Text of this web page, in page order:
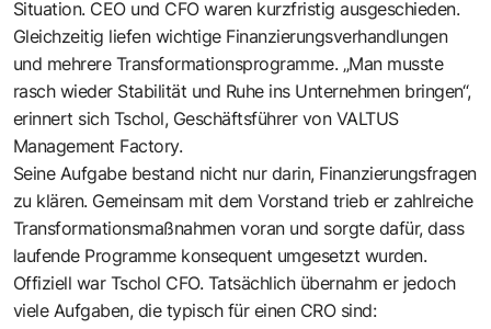
Situation. CEO und CFO waren kurzfristig ausgeschieden.
Gleichzeitig liefen wichtige Finanzierungsverhandlungen
und mehrere Transformationsprogramme. „Man musste
rasch wieder Stabilität und Ruhe ins Unternehmen bringen“,
erinnert sich Tschol, Geschäftsführer von VALTUS
Management Factory.
Seine Aufgabe bestand nicht nur darin, Finanzierungsfragen
zu klären. Gemeinsam mit dem Vorstand trieb er zahlreiche
Transformationsmaßnahmen voran und sorgte dafür, dass
laufende Programme konsequent umgesetzt wurden.
Offiziell war Tschol CFO. Tatsächlich übernahm er jedoch
viele Aufgaben, die typisch für einen CRO sind: